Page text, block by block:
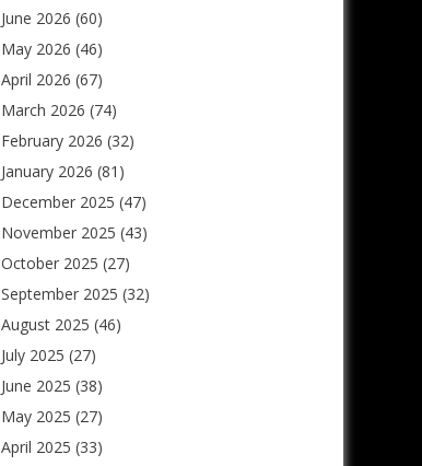
June 2026 (60)
May 2026 (46)
April 2026 (67)
March 2026 (74)
February 2026 (32)
January 2026 (81)
December 2025 (47)
November 2025 (43)
October 2025 (27)
September 2025 (32)
August 2025 (46)
July 2025 (27)
June 2025 (38)
May 2025 (27)
April 2025 (33)